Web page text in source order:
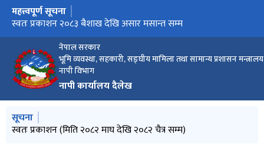
नेपाल सरकार
भूमि व्यवस्था, सहकारी, सङ्घीय मामिला तथा सामान्य प्रशासन मन्त्रालय
नापी विभाग
नापी कार्यालय दैलेख
मुख्य नेभिगेसनमा जानुहोस्
महत्त्वपूर्ण सूचना
मौजुदा सूचि दर्ता गराउने बारेको सूचना
स्वतः प्रकाशन २०८३ बैशाख देखि असार मसान्त सम्म
मेरो कित्ता प्रणाली सम्बन्धी सूचना
फिल्ड रेखाङ्कन सम्बन्धि सूचना
गुनासोका लागि QR
नागरिक वडापत्र QR
स्वतः प्रकाशन (मिति २०८२ माघ देखि २०८२ चैत्र सम्म)
सूचना
मुख्य नेभिगेसनमा जानुहोस्
सूचना
स्वतः प्रकाशन (मिति २०८२ माघ देखि २०८२ चैत्र सम्म)